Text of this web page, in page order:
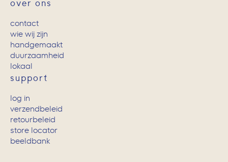
over ons
contact
wie wij zijn
handgemaakt
duurzaamheid
lokaal
support
log in
verzendbeleid
retourbeleid
store locator
beeldbank